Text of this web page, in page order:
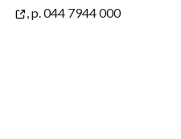
, p. 044 7944 000